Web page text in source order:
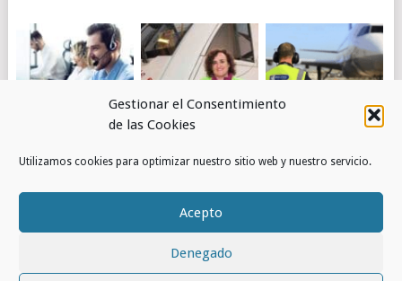
Gestionar el Consentimiento
de las Cookies
Utilizamos cookies para optimizar nuestro sitio web y nuestro servicio.
Acepto
Denegado
TRABAJO DE
RENFE
TRABAJO EN
© 2026RED DE EMPLEOS.